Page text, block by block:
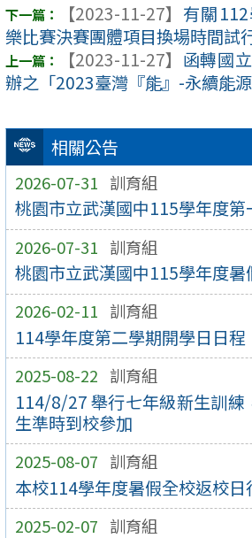
相關公告
2026-07-31 訓育組
桃園市立武漢國中115學年度第
2026-07-31 訓育組
桃園市立武漢國中115學年度暑
2026-02-11 訓育組
114學年度第二學期開學日日程
2025-08-22 訓育組
114/8/27 舉行七年級新生訓練
生準時到校參加
2025-08-07 訓育組
本校114學年度暑假全校返校
2025-02-07 訓育組
【2023-11-27】 有關
樂比賽決賽團體項目換場時間試
【2023-11-27】 函轉國
辦之「2023臺灣『能』-永續能